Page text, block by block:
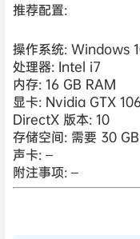
推荐配置:
操作系统: Windows
处理器: Intel i7
内存: 16 GB RAM
显卡: Nvidia GTX
DirectX 版本: 10
存储空间: 需要 30
声卡: –
附注事项: –